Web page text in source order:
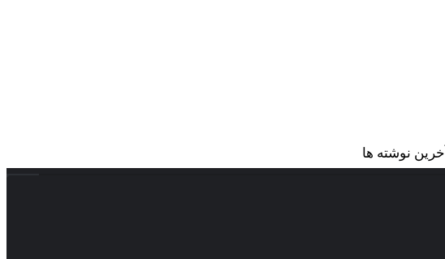
آخرین نوشته ها